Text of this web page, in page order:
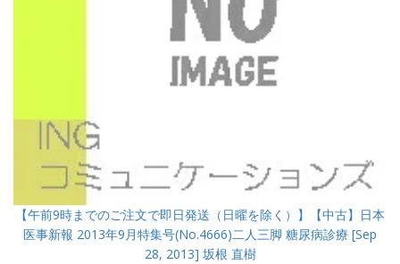
【午前9時までのご注文で即日発送（日曜を除く）】【中古】日本
医事新報 2013年9月特集号(No.4666)二人三脚 糖尿病診療 [Sep
28, 2013] 坂根 直樹